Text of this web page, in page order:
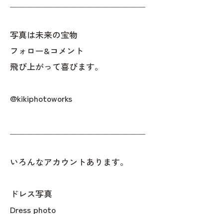
写真は未来の宝物
フォロー&コメント
飛び上がって喜びます。
@kikiphotoworks
いろんなアカウントあります。
ドレス写真
Dress photo